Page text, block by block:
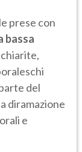
prese con
bassa
del
diramazione
e